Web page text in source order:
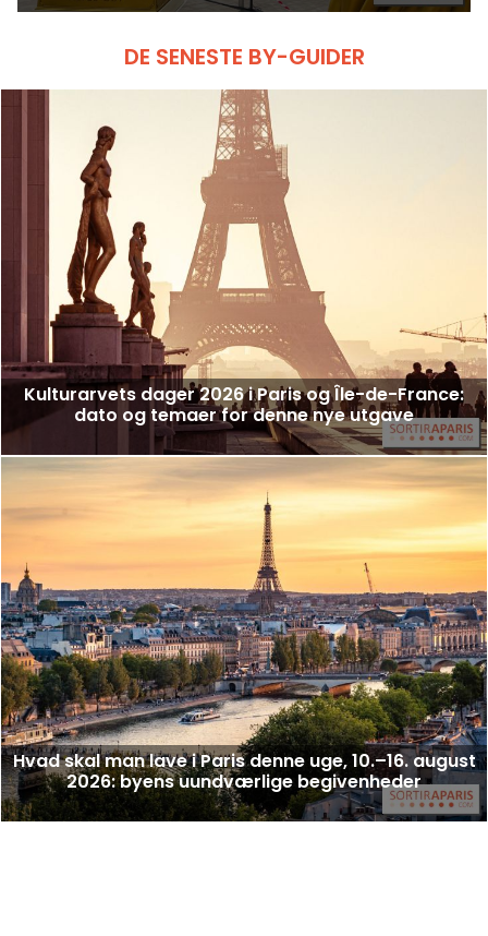
DE SENESTE BY-GUIDER
Kulturarvets dager 2026 i Paris og Île-de-France:
dato og temaer for denne nye utgave
Hvad skal man lave i Paris denne uge, 10.–16. august
2026: byens uundværlige begivenheder